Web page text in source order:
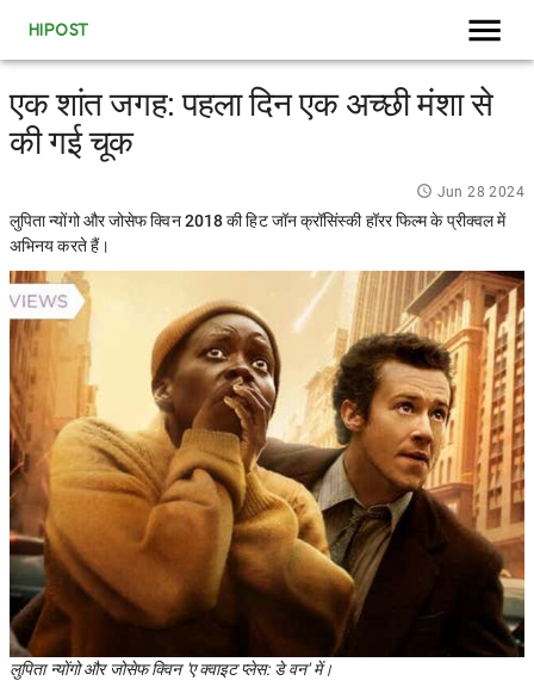
HIPOST
एक शांत जगह: पहला दिन एक अच्छी मंशा से
की गई चूक
Jun 28 2024
लुपिता न्योंगो और जोसेफ क्विन 2018 की हिट जॉन क्रॉसिंस्की हॉरर फिल्म के प्रीक्वल में
अभिनय करते हैं।
लुपिता न्योंगो और जोसेफ क्विन 'ए क्वाइट प्लेस: डे वन' में।